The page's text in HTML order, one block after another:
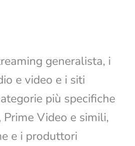
generalista, i
e video e i siti
più specifiche
Video e simili,
e i produttori